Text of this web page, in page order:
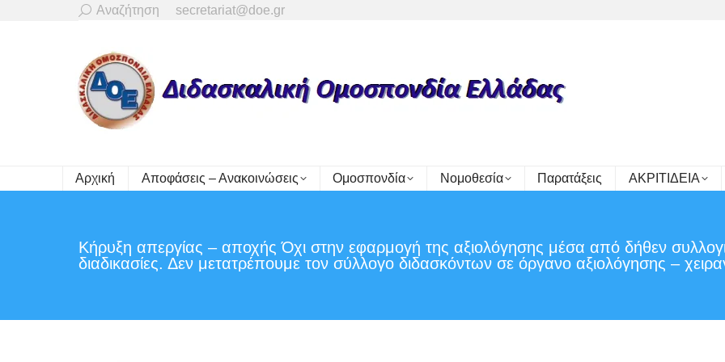
Search:
Αναζήτηση secretariat@doe.gr
Αρχική Αποφάσεις – Ανακοινώσεις Ομοσπονδία Νομοθεσία Παρατάξεις ΑΚΡΙΤΙΔΕΙΑ
Κήρυξη απεργίας – αποχής Όχι στην εφαρμογή της αξιολόγησης μέσα από δήθεν
διαδικασίες. Δεν μετατρέπουμε τον σύλλογο διδασκόντων σε όργανο αξιολόγησης –